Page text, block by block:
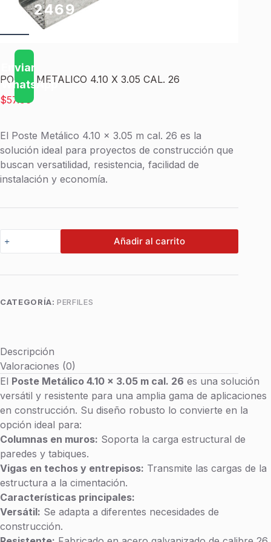
2469
Muros
el
Mismo
i
s
o
h
r
R
A
M
I
E
N
S
Costo
de
Plafón
Materiales
Enviar
WhatsApp
POSTE METALICO 4.10 X 3.05 CAL. 26
$57.00
El Poste Metálico 4.10 x 3.05 m cal. 26 es la
solución ideal para proyectos de construcción que
buscan versatilidad, resistencia, facilidad de
instalación y economía.
METALICO
X
CAL.
Añadir al carrito
CATEGORÍA:PERFILES
Descripción
Valoraciones (0)
El Poste Metálico 4.10 x 3.05 m cal. 26 es una solución
versátil y resistente para una amplia gama de aplicaciones
en construcción. Su diseño robusto lo convierte en la
opción ideal para:
Columnas en muros: Soporta la carga estructural de
paredes y tabiques.
Vigas en techos y entrepisos: Transmite las cargas de la
estructura a la cimentación.
Características principales:
Versátil: Se adapta a diferentes necesidades de
construcción.